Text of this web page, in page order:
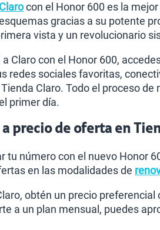
con el Honor 600 es la
gracias a su potente
vista y un revolucionario
Claro con el Honor 600,
redes sociales favoritas,
Claro. Todo el proceso
primer día.
precio de oferta en
tu número con el nuevo Honor
en las modalidades de
obtén un precio
a un plan mensual, puedes